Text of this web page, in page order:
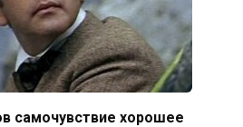
самочувствие хорошее